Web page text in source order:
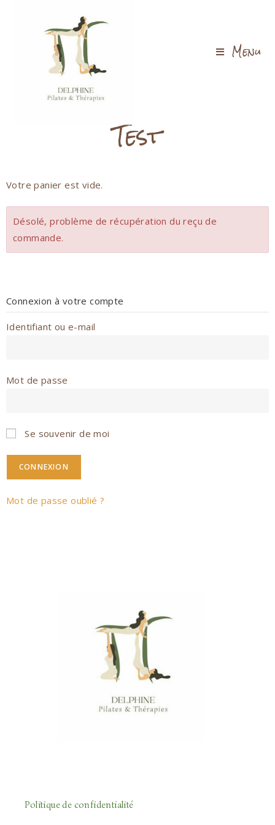
Menu
Test
Votre panier est vide.
Désolé, problème de récupération du reçu de
commande.
Connexion à votre compte
Identifiant ou e-mail
Mot de passe
Se souvenir de moi
Mot de passe oublié ?
Politique de confidentialité